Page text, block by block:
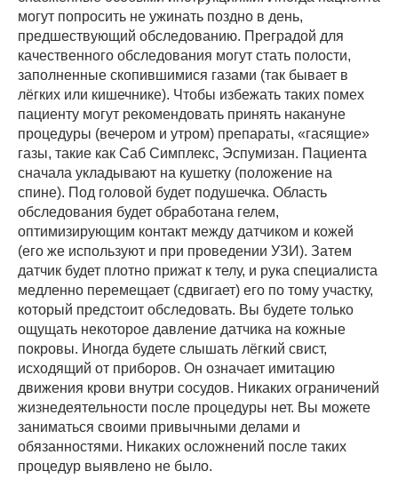
могут попросить не ужинать поздно в день,
предшествующий обследованию. Преградой для
качественного обследования могут стать полости,
заполненные скопившимися газами (так бывает в
лёгких или кишечнике). Чтобы избежать таких помех
пациенту могут рекомендовать принять накануне
процедуры (вечером и утром) препараты, «гасящие»
газы, такие как Саб Симплекс, Эспумизан. Пациента
сначала укладывают на кушетку (положение на
спине). Под головой будет подушечка. Область
обследования будет обработана гелем,
оптимизирующим контакт между датчиком и кожей
(его же используют и при проведении УЗИ). Затем
датчик будет плотно прижат к телу, и рука специалиста
медленно перемещает (сдвигает) его по тому участку,
который предстоит обследовать. Вы будете только
ощущать некоторое давление датчика на кожные
покровы. Иногда будете слышать лёгкий свист,
исходящий от приборов. Он означает имитацию
движения крови внутри сосудов. Никаких ограничений
жизнедеятельности после процедуры нет. Вы можете
заниматься своими привычными делами и
обязанностями. Никаких осложнений после таких
процедур выявлено не было.